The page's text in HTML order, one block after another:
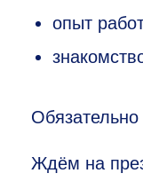
опыт
Обязательно
Ждём на